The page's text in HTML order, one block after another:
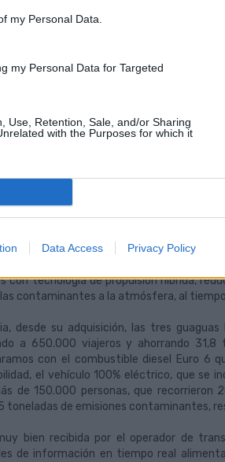
my Personal Data.
my Personal Data for Targeted
Use, Retention, Sale, and/or Sharing
with the Purposes for which it
Data Access Privacy Policy
atractivo sistema de premios a los
su contribución a la
27 empresas locales.
eléctrica, los iconos
icónicas del proyecto Civitas
servicio público de bicicleta,
bicicletas para personas con
casi 3,3 millones de kilómetros, lo que
se ampliará añadiendo más
para mejorar y ampliar la red de
del programa Civitas Destinations,
con tecnología de propulsión híbrida,
contaminantes a la atmósfera, al
desde su adquisición, las tres
a 650.000 viajeros y ahorrando
con el combustible diesel Euro 6
el vehículo 100% eléctrico, que se
de 150.000 personas, que recorrieron
toneladas de emisiones contaminantes,
bien recibida por el operador de
de información en tiempo real